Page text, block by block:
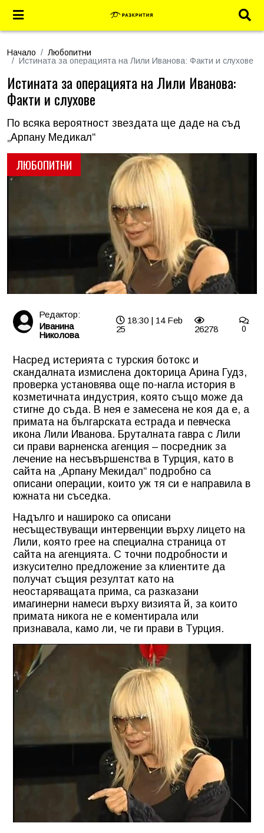
Начало
Любопитни
Истината за операцията на Лили Иванова: Факти и слухове
ЛЮБОПИТНИ
Истината за операцията на Лили Иванова:
Факти и слухове
По всяка вероятност звездата ще даде на съд
„Арпану Медикал“
Редактор:
Иванина
Николова
18:30 | 14 Feb
25
26278 0
Насред истерията с турския ботокс и
скандалната измислена докторица Арина Гудз,
проверка установява още по-нагла история в
козметичната индустрия, която също може да
стигне до съда. В нея е замесена не коя да е, а
примата на българската естрада и певческа
икона Лили Иванова. Бруталната гавра с Лили
си прави варненска агенция – посредник за
лечение на несъвършенства в Турция, като в
сайта на „Арпану Мекидал“ подробно са
описани операции, които уж тя си е направила в
южната ни съседка.
Надълго и нашироко са описани
несъществуващи интервенции върху лицето на
Лили, която грее на специална страница от
сайта на агенцията. С точни подробности и
изкусително предложение за клиентите да
получат същия резултат като на
неостаряващата прима, са разказани
имагинерни намеси върху визията й, за които
примата никога не е коментирала или
признавала, камо ли, че ги прави в Турция.